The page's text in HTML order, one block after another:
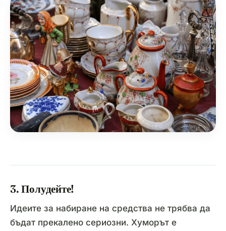
3. Полудейте!
Идеите за набиране на средства не трябва да
бъдат прекалено сериозни. Хуморът е